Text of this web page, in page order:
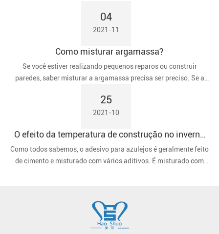
04
2021-11
Como misturar argamassa?
Se você estiver realizando pequenos reparos ou construir
paredes, saber misturar a argamassa precisa ser preciso. Se a
Se estiver muito úmido, a argamassa pode vazar das juntas,
resultando em desperdício de tempo e materiais para limpeza.
25
2021-10
O efeito da temperatura de construção no inverno
nos adesivos para azulejos
Como todos sabemos, o adesivo para azulejos é geralmente feito
de cimento e misturado com vários aditivos. É misturado com